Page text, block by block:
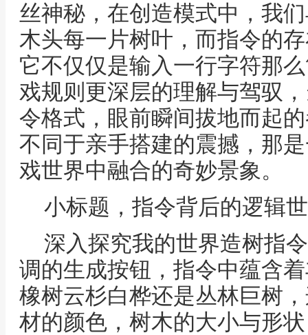
丝神秘，在创造模式中，我
木头每一片树叶，而指令的
它不仅仅是输入一行字符那
戏规则更深层的理解与驾驭
令格式，眼前瞬间拔地而起
不同于亲手搭建的震撼，那
戏世界中融合的奇妙景象。
小标题，指令背后的逻辑
深入探究我的世界造树指
调的生成按钮，指令中蕴含
橡树云杉白桦还是丛林巨树
材的颜色，树木的大小与形